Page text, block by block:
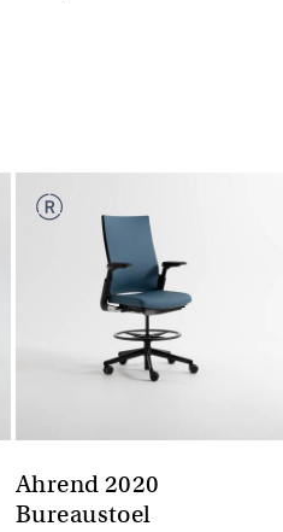
Ahrend 2020
Bureaustoel